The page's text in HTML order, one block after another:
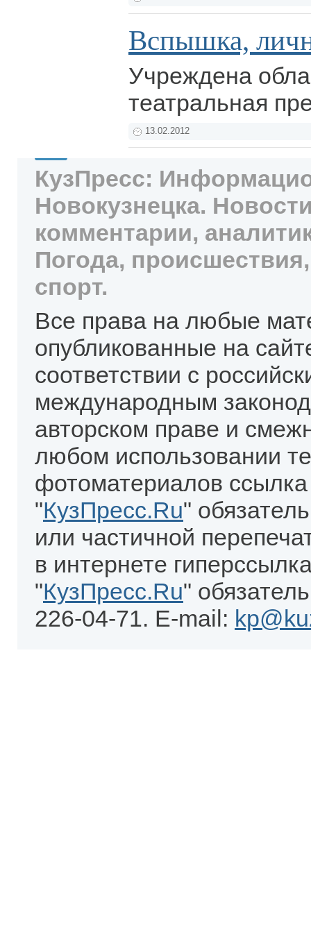
Вспышка,
Учреждена
театральная
13.02.2012
КузПресс:
Новокузнецка.
комментарии,
Погода,
спорт.
Все права на любые
опубликованные на
соответствии с
международным
авторском праве и
любом использовании
фотоматериалов
"КузПресс.Ru"
или частичной
в интернете
"КузПресс.Ru"
226-04-71. E-mail: